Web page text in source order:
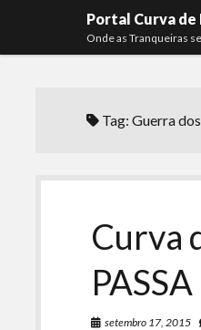
Portal Curva de
Onde as Tranqueiras
Tag:Guerra
Curva
setembro 17, 2015